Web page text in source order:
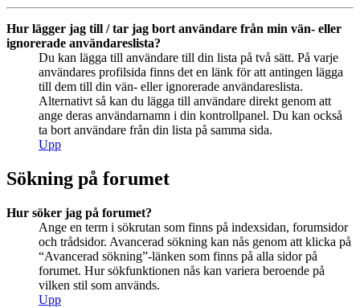
Hur lägger jag till / tar jag bort användare från min vän- eller
ignorerade användareslista?
Du kan lägga till användare till din lista på två sätt. På varje
användares profilsida finns det en länk för att antingen lägga
till dem till din vän- eller ignorerade användareslista.
Alternativt så kan du lägga till användare direkt genom att
ange deras användarnamn i din kontrollpanel. Du kan också
ta bort användare från din lista på samma sida.
Upp
Sökning på forumet
Hur söker jag på forumet?
Ange en term i sökrutan som finns på indexsidan, forumsidor
och trådsidor. Avancerad sökning kan nås genom att klicka på
“Avancerad sökning”-länken som finns på alla sidor på
forumet. Hur sökfunktionen nås kan variera beroende på
vilken stil som används.
Upp